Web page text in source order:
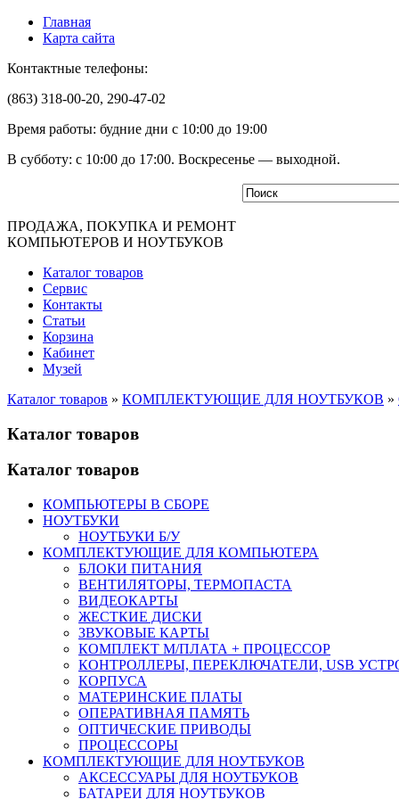
Главная
Карта сайта
Контактные телефоны:
(863) 318-00-20, 290-47-02
Время работы: будние дни с 10:00 до 19:00
В субботу: с 10:00 до 17:00. Воскресенье — выходной.
ПРОДАЖА, ПОКУПКА И РЕМОНТ
КОМПЬЮТЕРОВ И НОУТБУКОВ
Каталог товаров
Сервис
Контакты
Статьи
Корзина
Кабинет
Музей
Каталог товаров » КОМПЛЕКТУЮЩИЕ ДЛЯ НОУТБУКОВ »
Каталог товаров
Каталог товаров
КОМПЬЮТЕРЫ В СБОРЕ
НОУТБУКИ
НОУТБУКИ Б/У
КОМПЛЕКТУЮЩИЕ ДЛЯ КОМПЬЮТЕРА
БЛОКИ ПИТАНИЯ
ВЕНТИЛЯТОРЫ, ТЕРМОПАСТА
ВИДЕОКАРТЫ
ЖЕСТКИЕ ДИСКИ
ЗВУКОВЫЕ КАРТЫ
КОМПЛЕКТ М/ПЛАТА + ПРОЦЕССОР
КОНТРОЛЛЕРЫ, ПЕРЕКЛЮЧАТЕЛИ, USB
КОРПУСА
МАТЕРИНСКИЕ ПЛАТЫ
ОПЕРАТИВНАЯ ПАМЯТЬ
ОПТИЧЕСКИЕ ПРИВОДЫ
ПРОЦЕССОРЫ
КОМПЛЕКТУЮЩИЕ ДЛЯ НОУТБУКОВ
АКСЕССУАРЫ ДЛЯ НОУТБУКОВ
БАТАРЕИ ДЛЯ НОУТБУКОВ